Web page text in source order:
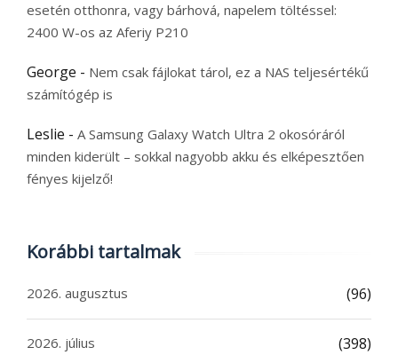
esetén otthonra, vagy bárhová, napelem töltéssel:
2400 W-os az Aferiy P210
George - Nem csak fájlokat tárol, ez a NAS teljesértékű
számítógép is
Leslie - A Samsung Galaxy Watch Ultra 2 okosóráról
minden kiderült – sokkal nagyobb akku és elképesztően
fényes kijelző!
Korábbi tartalmak
2026. augusztus (96)
2026. július (398)